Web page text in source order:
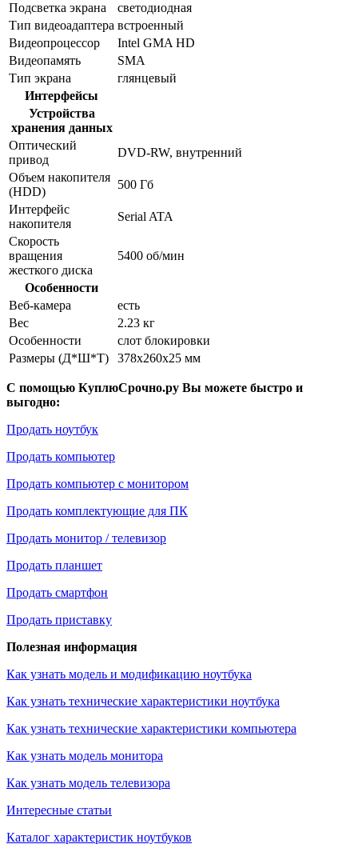
Подсветка экрана
светодиодная
Тип видеоадаптера встроенный
Видеопроцессор
Intel GMA HD
Видеопамять
SMA
Тип экрана
глянцевый
Интерфейсы
Устройства
хранения данных
Оптический
привод
DVD-RW, внутренний
Объем накопителя
(HDD)
500 Гб
Интерфейс
накопителя
Serial ATA
Скорость
вращения
жесткого диска
5400 об/мин
Особенности
Веб-камера
есть
Вес
2.23 кг
Особенности
слот блокировки
Размеры (Д*Ш*Т)
378x260x25 мм
С помощью КуплюСрочно.ру Вы можете быстро и
выгодно:
Продать ноутбук
Продать компьютер
Продать компьютер с монитором
Продать комплектующие для ПК
Продать монитор / телевизор
Продать планшет
Продать смартфон
Продать приставку
Полезная информация
Как узнать модель и модификацию ноутбука
Как узнать технические характеристики ноутбука
Как узнать технические характеристики компьютера
Как узнать модель монитора
Как узнать модель телевизора
Интересные статьи
Каталог характеристик ноутбуков